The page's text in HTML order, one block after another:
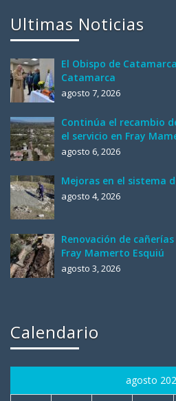
Ultimas Noticias
El Obispo de
Catamarca
agosto 7, 2026
Continúa el recambio
el servicio en Fray
agosto 6, 2026
Mejoras en el sistema
agosto 4, 2026
Renovación de
Fray Mamerto Esquiú
agosto 3, 2026
Calendario
agosto